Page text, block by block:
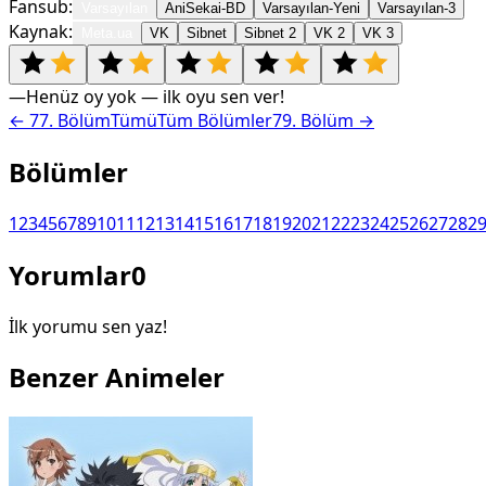
Fansub: AniSekai-BD Varsayılan-Yeni Varsayılan-3
Kaynak: VK Sibnet Sibnet 2 VK 2 VK 3
—Henüz oy yok — ilk oyu sen ver!
← 77. BölümTümüTüm Bölümler79. Bölüm →
Bölümler
1234567891011121314151617181920212223242526272829
Yorumlar0
İlk yorumu sen yaz!
Benzer Animeler